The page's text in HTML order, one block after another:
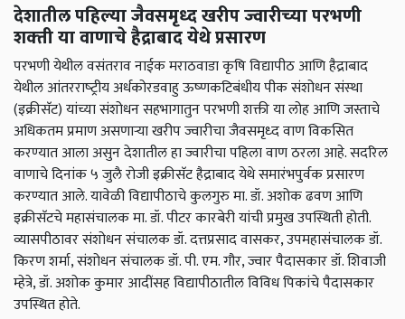
देशातील पहिल्‍या जैवसमृध्‍द खरीप ज्वारीच्‍या परभणी
शक्‍ती या वाणाचे हैद्राबाद येथे प्रसारण
परभणी येथील वसंतराव नाईक मराठवाडा कृषि विद्यापीठ आणि हैद्राबाद
येथील आंतरराष्‍ट्रीय अर्धकोरडवाहु ऊष्‍णकटिबंधीय पीक संशोधन संस्‍था
(इक्रीसॅट) यांच्या संशोधन सहभागातुन परभणी शक्ती या लोह आणि जस्ताचे
अधिकतम प्रमाण असणाऱ्या खरीप ज्वारीचा जैवसमृध्द वाण वि‍कसित
करण्‍यात आला असुन देशातील हा ज्‍वारीचा पहिला वाण ठरला आहे. सदरिल
वाणाचे दिनांक ५ जुलै रोजी इक्रीसॅट हैद्राबाद येथे समारंभपुर्वक प्रसारण
करण्यात आले. यावेळी विद्यापीठाचे कुलगुरु मा. डॉ. अशोक ढवण आणि
इक्रीसॅटचे महासंचालक मा. डॉ. पीटर कारबेरी यांची प्रमुख उपस्थिती होती.
व्यासपीठावर संशोधन संचालक डॉ. दत्तप्रसाद वासकर, उपमहासंचालक डॉ.
किरण शर्मा, संशोधन संचालक डॉ. पी. एम. गौर, ज्वार पैदासकार डॉ. शिवाजी
म्हेत्रे, डॉ. अशोक कुमार आदींसह विद्यापीठातील विविध पिकांचे पैदासकार
उपस्थित होते.